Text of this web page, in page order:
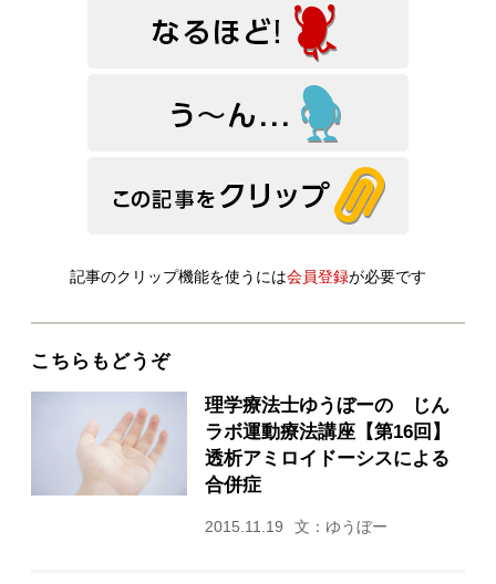
記事のクリップ機能を使うには会員登録が必要です
こちらもどうぞ
理学療法士ゆうぼーの じん
ラボ運動療法講座【第16回】
透析アミロイドーシスによる
合併症
2015.11.19 文：ゆうぼー